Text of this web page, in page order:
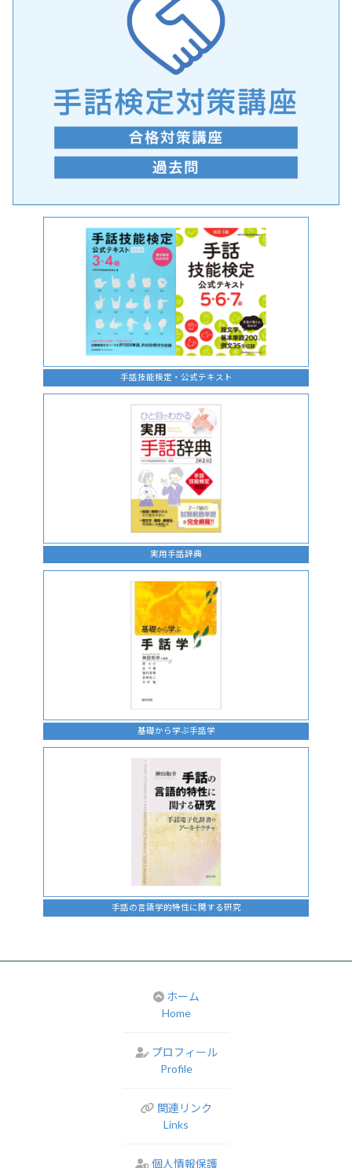
手話技能検定・公式テキスト
実用手話辞典
基礎から学ぶ手話学
手話の言語学的特性に関する研究
ホーム
Home
プロフィール
Profile
関連リンク
Links
個人情報保護